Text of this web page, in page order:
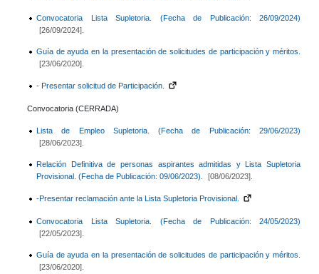
Convocatoria Lista Supletoria. (Fecha de Publicación: 26/09/2024)
[26/09/2024].
Guía de ayuda en la presentación de solicitudes de participación y méritos.
[23/06/2020].
- Presentar solicitud de Participación.
Convocatoria (CERRADA)
Lista de Empleo Supletoria. (Fecha de Publicación: 29/06/2023)
[28/06/2023].
Relación Definitiva de personas aspirantes admitidas y Lista Supletoria
Provisional. (Fecha de Publicación: 09/06/2023).
[08/06/2023].
-Presentar reclamación ante la Lista Supletoria Provisional.
Convocatoria Lista Supletoria. (Fecha de Publicación: 24/05/2023)
[22/05/2023].
Guía de ayuda en la presentación de solicitudes de participación y méritos.
[23/06/2020].